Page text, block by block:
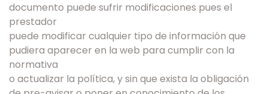
documento puede sufrir modificaciones pues el
prestador
puede modificar cualquier tipo de información que
pudiera aparecer en la web para cumplir con la
normativa
o actualizar la política, y sin que exista la obligación